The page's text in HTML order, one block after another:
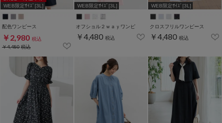
WEB限定ｻｲｽﾞ[3L]
配色ワンピース
￥2,980 税込
￥4,480税込
WEB限定ｻｲｽﾞ[3L]
オフショル２ｗａｙワンピ
￥4,480 税込
WEB限定ｻｲｽﾞ[3L]
クロスフリルワンピース
￥4,480 税込